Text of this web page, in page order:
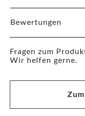
Bewertungen
Fragen zum
Wir helfen gerne.